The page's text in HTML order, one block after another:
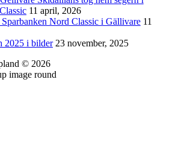
11 april, 2026
Nord Classic i Gällivare 11
2025 i bilder 23 november, 2025
© 2026